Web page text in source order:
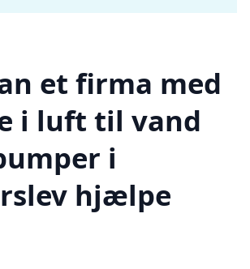
et firma med
i luft til vand
i
hjælpe